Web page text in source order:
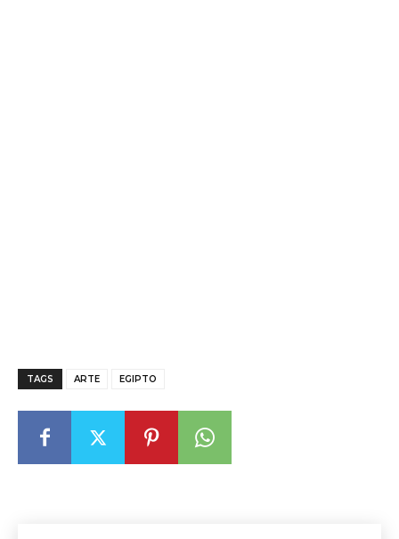
TAGS ARTE EGIPTO